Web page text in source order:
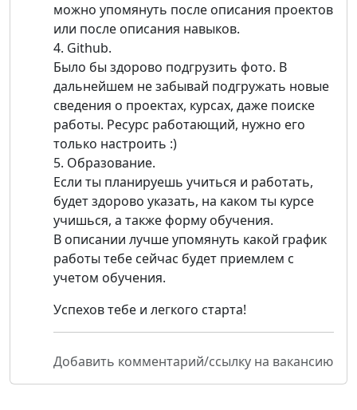
можно упомянуть после описания проектов
или после описания навыков.
4. Github.
Было бы здорово подгрузить фото. В
дальнейшем не забывай подгружать новые
сведения о проектах, курсах, даже поиске
работы. Ресурс работающий, нужно его
только настроить :)
5. Образование.
Если ты планируешь учиться и работать,
будет здорово указать, на каком ты курсе
учишься, а также форму обучения.
В описании лучше упомянуть какой график
работы тебе сейчас будет приемлем с
учетом обучения.
Успехов тебе и легкого старта!
Добавить комментарий/ссылку на вакансию